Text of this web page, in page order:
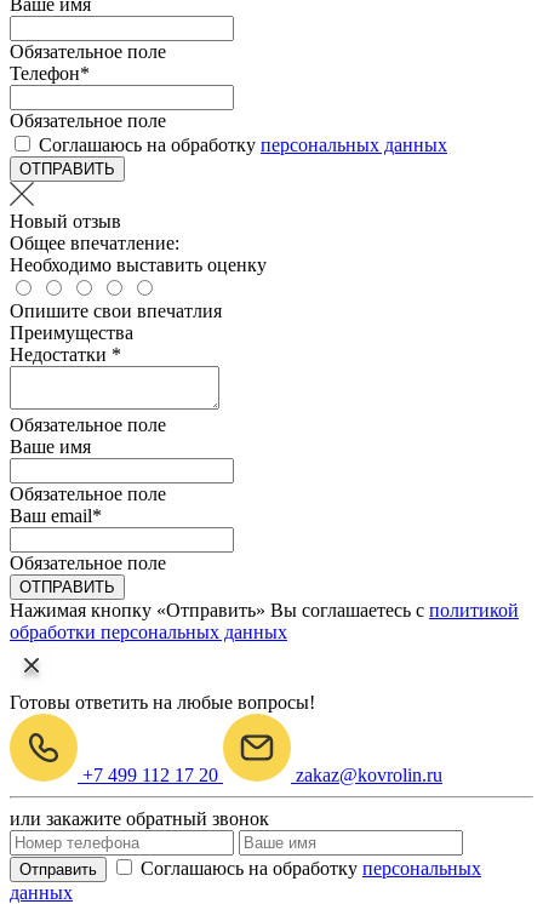
Обязательное поле
Телефон*
Обязательное поле
Соглашаюсь на обработку персональных данных
ОТПРАВИТЬ
Новый отзыв
Общее впечатление:
Необходимо выставить оценку
Опишите свои впечатлия
Преимущества
Недостатки *
Обязательное поле
Ваше имя
Обязательное поле
Ваш email*
Обязательное поле
ОТПРАВИТЬ
Нажимая кнопку «Отправить» Вы соглашаетесь с политикой
обработки персональных данных
Готовы ответить на любые вопросы!
+7 499 112 17 20 zakaz@kovrolin.ru
или закажите обратный звонок
Отправить Соглашаюсь на обработку персональных
данных